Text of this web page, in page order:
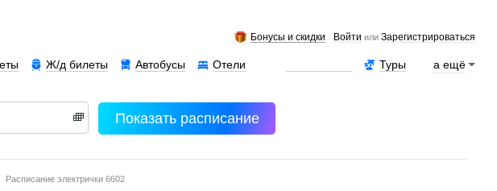
Бонусы и скидки Войти илиЗарегистрироваться
а ещё
Туры
Отели
Автобусы
Ж/д билеты
Показать расписание
Расписание электрички 6602